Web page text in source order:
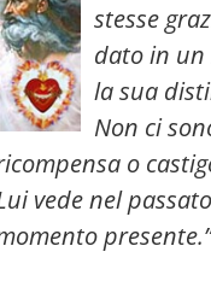
stesse
dato in un
la sua
Non ci
o
vede nel
presente.”